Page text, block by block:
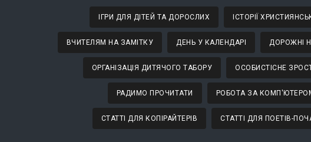
ІГРИ ДЛЯ ДІТЕЙ ТА ДОРОСЛИХ ІСТОРІЇ
ВЧИТЕЛЯМ НА ЗАМІТКУ ДЕНЬ У КАЛЕНДАРІ ДОРОЖНІ
ОРГАНІЗАЦІЯ ДИТЯЧОГО ТАБОРУ ОСОБИСТІСНЕ
РАДИМО ПРОЧИТАТИ РОБОТА ЗА
СТАТТІ ДЛЯ КОПІРАЙТЕРІВ СТАТТІ ДЛЯ ПОЕТІВ-